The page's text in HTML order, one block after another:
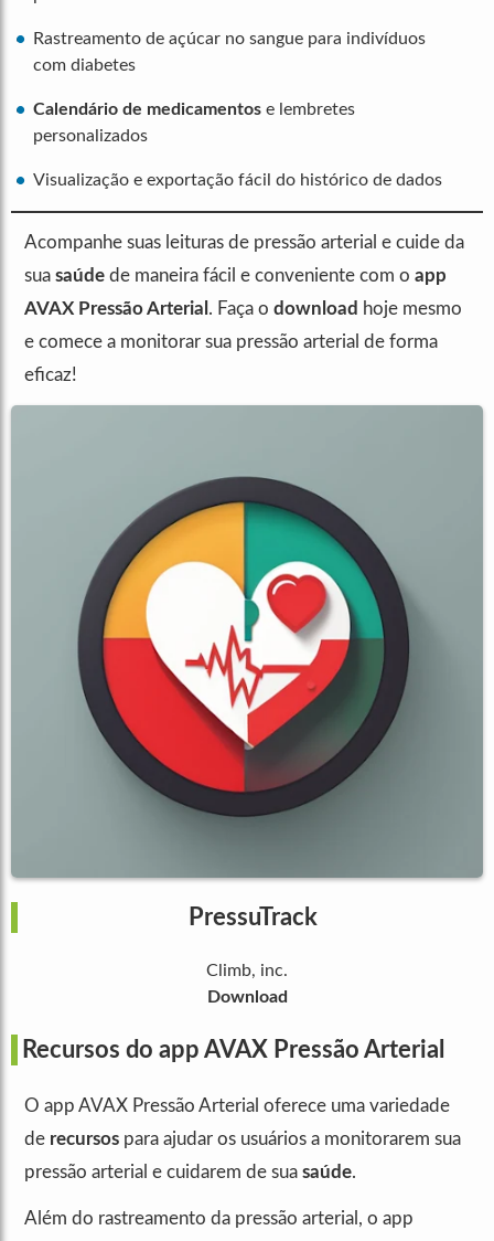
Rastreamento de açúcar no sangue para indivíduos
com diabetes
Calendário de medicamentos e lembretes
personalizados
Visualização e exportação fácil do histórico de dados
Acompanhe suas leituras de pressão arterial e cuide da
sua saúde de maneira fácil e conveniente com o app
AVAX Pressão Arterial . Faça o download hoje mesmo
e comece a monitorar sua pressão arterial de forma
eficaz!
PressuTrack
Climb, inc.
Download
Recursos do app AVAX Pressão Arterial
O app AVAX Pressão Arterial oferece uma variedade
de recursos para ajudar os usuários a monitorarem sua
pressão arterial e cuidarem de sua saúde.
Além do rastreamento da pressão arterial, o app